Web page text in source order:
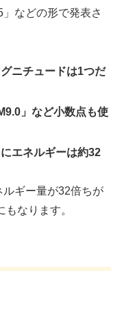
などの形で発表さ
ニチュードは1つだ
」など小数点も使
エネルギーは約32
ギー量が32倍ちが
なります。